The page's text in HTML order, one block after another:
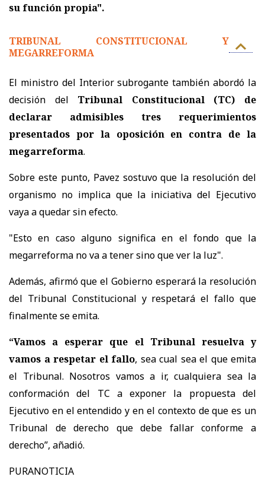
su función propia".
TRIBUNAL CONSTITUCIONAL Y
MEGARREFORMA
El ministro del Interior subrogante también abordó la
decisión del Tribunal Constitucional (TC) de
declarar admisibles tres requerimientos
presentados por la oposición en contra de la
megarreforma.
Sobre este punto, Pavez sostuvo que la resolución del
organismo no implica que la iniciativa del Ejecutivo
vaya a quedar sin efecto.
"Esto en caso alguno significa en el fondo que la
megarreforma no va a tener sino que ver la luz".
Además, afirmó que el Gobierno esperará la resolución
del Tribunal Constitucional y respetará el fallo que
finalmente se emita.
“Vamos a esperar que el Tribunal resuelva y
vamos a respetar el fallo, sea cual sea el que emita
el Tribunal. Nosotros vamos a ir, cualquiera sea la
conformación del TC a exponer la propuesta del
Ejecutivo en el entendido y en el contexto de que es un
Tribunal de derecho que debe fallar conforme a
derecho”, añadió.
PURANOTICIA